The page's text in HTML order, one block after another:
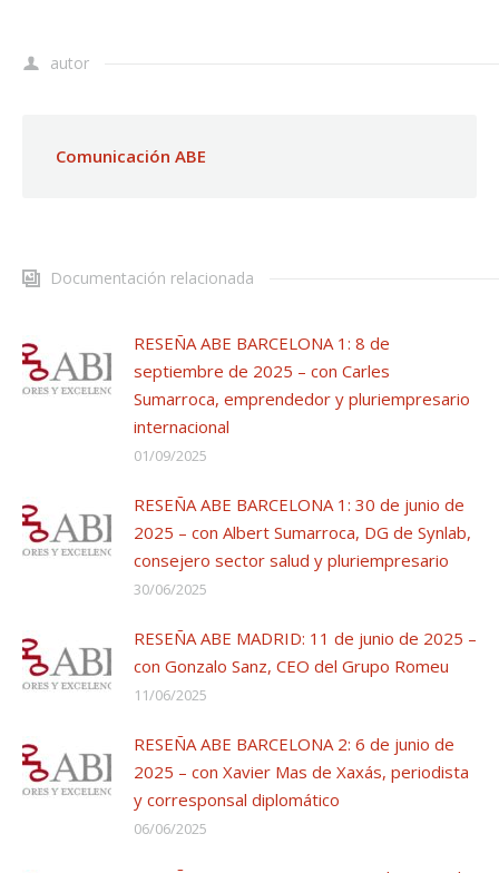
autor
Comunicación ABE
Documentación relacionada
RESEÑA ABE BARCELONA 1: 8 de
septiembre de 2025 – con Carles
Sumarroca, emprendedor y pluriempresario
internacional
01/09/2025
RESEÑA ABE BARCELONA 1: 30 de junio de
2025 – con Albert Sumarroca, DG de Synlab,
consejero sector salud y pluriempresario
30/06/2025
RESEÑA ABE MADRID: 11 de junio de 2025 –
con Gonzalo Sanz, CEO del Grupo Romeu
11/06/2025
RESEÑA ABE BARCELONA 2: 6 de junio de
2025 – con Xavier Mas de Xaxás, periodista
y corresponsal diplomático
06/06/2025